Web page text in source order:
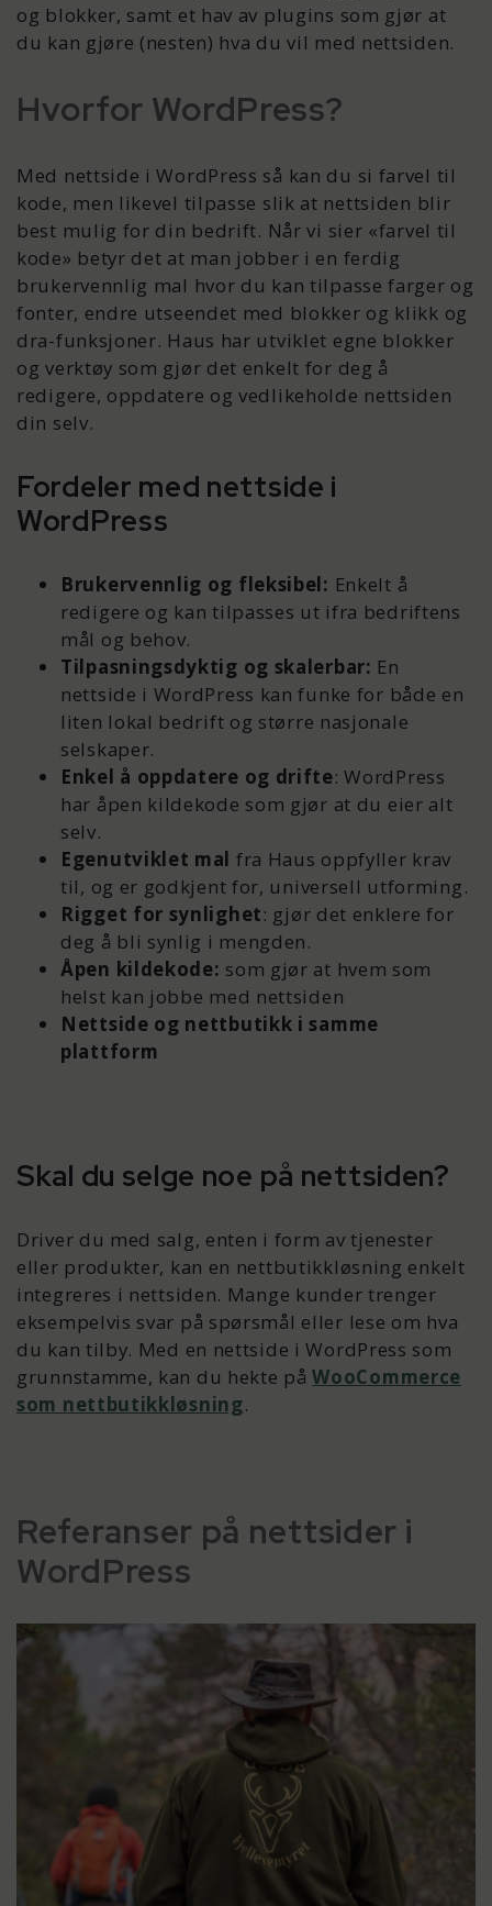
og blokker, samt et hav av plugins som gjør at
du kan gjøre (nesten) hva du vil med nettsiden.
Hvorfor WordPress?
Med nettside i WordPress så kan du si farvel til
kode, men likevel tilpasse slik at nettsiden blir
best mulig for din bedrift. Når vi sier «farvel til
kode» betyr det at man jobber i en ferdig
brukervennlig mal hvor du kan tilpasse farger og
fonter, endre utseendet med blokker og klikk og
dra-funksjoner. Haus har utviklet egne blokker
og verktøy som gjør det enkelt for deg å
redigere, oppdatere og vedlikeholde nettsiden
din selv.
Fordeler med nettside i
WordPress
Brukervennlig og fleksibel: Enkelt å
redigere og kan tilpasses ut ifra bedriftens
mål og behov.
Tilpasningsdyktig og skalerbar: En
nettside i WordPress kan funke for både en
liten lokal bedrift og større nasjonale
selskaper.
Enkel å oppdatere og drifte: WordPress
har åpen kildekode som gjør at du eier alt
selv.
Egenutviklet mal fra Haus oppfyller krav
til, og er godkjent for, universell utforming.
Rigget for synlighet: gjør det enklere for
deg å bli synlig i mengden.
Åpen kildekode: som gjør at hvem som
helst kan jobbe med nettsiden
Nettside og nettbutikk i samme
plattform
Skal du selge noe på nettsiden?
Driver du med salg, enten i form av tjenester
eller produkter, kan en nettbutikkløsning enkelt
integreres i nettsiden. Mange kunder trenger
eksempelvis svar på spørsmål eller lese om hva
du kan tilby. Med en nettside i WordPress som
grunnstamme, kan du hekte påWooCommerce
som nettbutikkløsning.
Referanser på nettsider i
WordPress